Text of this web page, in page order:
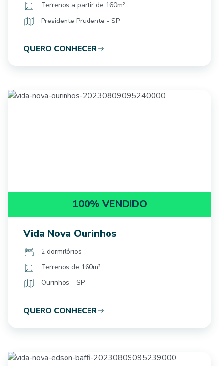
Terrenos a partir de 160m²
Presidente Prudente - SP
QUERO CONHECER
100% VENDIDO
Vida Nova Ourinhos
2 dormitórios
Terrenos de 160m²
Ourinhos - SP
QUERO CONHECER